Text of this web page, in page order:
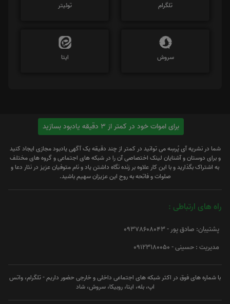
تلگرام توئیتر
سروش ایتا
برای اموات خود در کمتر از 3 دقیقه یادبود بسازید
شما در نشریه آی پُرسِه می توانید در کمتر از چند دقیقه یک آگهی یادبود مجازی ایجاد کنید
و برای دوستان و آشنایان لینک اختصاصی آن را در شبکه های اجتماعی و گروه های مختلف
به اشتراک بگذارید و با این کار علاوه بر زنده نگاه داشتن یاد و نام متوفیان عزیز در نثار دعا و
صلوات و فاتحه به روح این عزیزان سهیم باشید.
راه های ارتباطی :
پشتیبان: صادق پور - 09378608043
مدیریت : حسینی - 09123180050
با شماره های فوق در اکثر شبکه های اجتماعی داخلی و خارجی حضور داریم - تلگرام، واتس
اپ، بله، ایتا، روبیکا، سروش، شاد